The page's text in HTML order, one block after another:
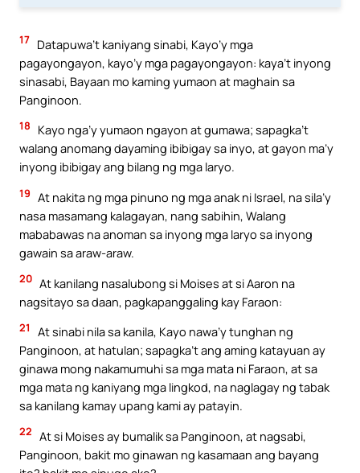
17 Datapuwa’t kaniyang sinabi, Kayo’y mga
pagayongayon, kayo’y mga pagayongayon: kaya’t inyong
sinasabi, Bayaan mo kaming yumaon at maghain sa
Panginoon.
18
Kayo nga’y yumaon ngayon at gumawa; sapagka’t
walang anomang dayaming ibibigay sa inyo, at gayon ma’y
inyong ibibigay ang bilang ng mga laryo.
19 At nakita ng mga pinuno ng mga anak ni Israel, na sila’y
nasa masamang kalagayan, nang sabihin, Walang
mababawas na anoman sa inyong mga laryo sa inyong
gawain sa araw-araw.
20 At kanilang nasalubong si Moises at si Aaron na
nagsitayo sa daan, pagkapanggaling kay Faraon:
21
At sinabi nila sa kanila, Kayo nawa’y tunghan ng
Panginoon, at hatulan; sapagka’t ang aming katayuan ay
ginawa mong nakamumuhi sa mga mata ni Faraon, at sa
mga mata ng kaniyang mga lingkod, na naglagay ng tabak
sa kanilang kamay upang kami ay patayin.
22 At si Moises ay bumalik sa Panginoon, at nagsabi,
Panginoon, bakit mo ginawan ng kasamaan ang bayang